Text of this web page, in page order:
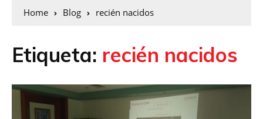
Home Blog recién nacidos
Etiqueta: recién nacidos